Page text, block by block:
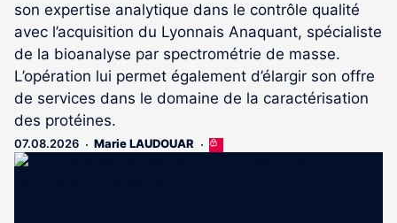
son expertise analytique dans le contrôle qualité
avec l’acquisition du Lyonnais Anaquant, spécialiste
de la bioanalyse par spectrométrie de masse.
L’opération lui permet également d’élargir son offre
de services dans le domaine de la caractérisation
des protéines.
07.08.2026 Marie LAUDOUAR
Cet